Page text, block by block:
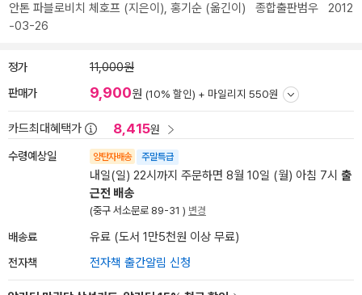
안톤 파블로비치 체호프 (지은이), 홍기순 (옮긴이) 종합출판범우 2012
-03-26
정가 11,000원
판매가 9,900원 (10% 할인) + 마일리지 550원
카드최대혜택가 8,415원
수령예상일 양탄자배송 주말특급
내일(일) 22시까지 주문하면 8월 10일 (월) 아침 7시 출
근전 배송
(중구 서소문로 89-31 ) 변경
배송료 유료 (도서 1만5천원 이상 무료)
전자책 전자책 출간알림 신청